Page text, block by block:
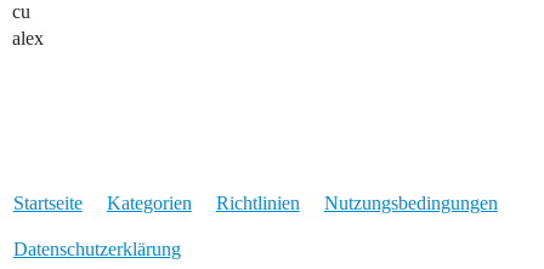
cu
alex
Startseite Kategorien Richtlinien Nutzungsbedingungen
Datenschutzerklärung